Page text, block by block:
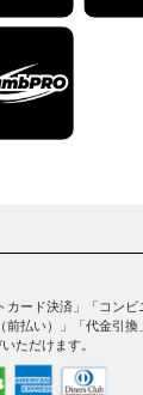
カード決済」「コンビ
払い）」「代金引換」
ただけます。